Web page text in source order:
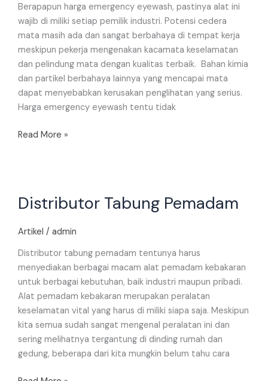
Berapapun harga emergency eyewash, pastinya alat ini
wajib di miliki setiap pemilik industri. Potensi cedera
mata masih ada dan sangat berbahaya di tempat kerja
meskipun pekerja mengenakan kacamata keselamatan
dan pelindung mata dengan kualitas terbaik. Bahan kimia
dan partikel berbahaya lainnya yang mencapai mata
dapat menyebabkan kerusakan penglihatan yang serius.
Harga emergency eyewash tentu tidak
Read More »
Distributor Tabung Pemadam
Artikel / admin
Distributor tabung pemadam tentunya harus
menyediakan berbagai macam alat pemadam kebakaran
untuk berbagai kebutuhan, baik industri maupun pribadi.
Alat pemadam kebakaran merupakan peralatan
keselamatan vital yang harus di miliki siapa saja. Meskipun
kita semua sudah sangat mengenal peralatan ini dan
sering melihatnya tergantung di dinding rumah dan
gedung, beberapa dari kita mungkin belum tahu cara
Tabung